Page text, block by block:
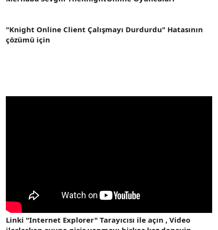
t
i
"Knight Online Client Çalışmayı Durdurdu" Hatasının
çözümü için
Linki "Internet Explorer" Tarayıcısı ile açın , Video